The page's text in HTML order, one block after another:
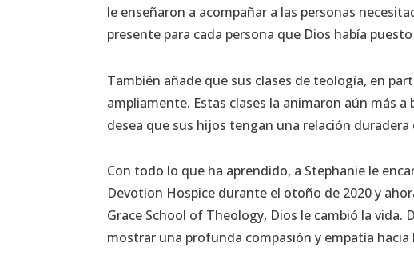
le enseñaron a acompañar a las personas
presente para cada persona que Dios había
También añade que sus clases de teología, en
ampliamente. Estas clases la animaron aún más
desea que sus hijos tengan una relación duradera
Con todo lo que ha aprendido, a Stephanie le
Devotion Hospice durante el otoño de 2020 y
Grace School of Theology, Dios le cambió la
mostrar una profunda compasión y empatía hacia